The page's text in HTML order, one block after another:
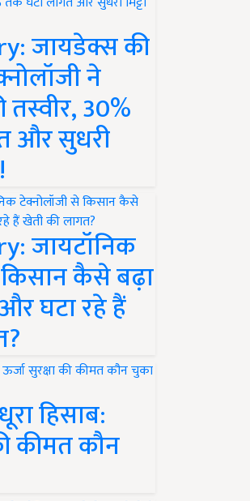
जायडेक्स की
ने
30%
और सुधरी
जायटॉनिक
कैसे बढ़ा
घटा रहे हैं
हिसाब:
कीमत कौन